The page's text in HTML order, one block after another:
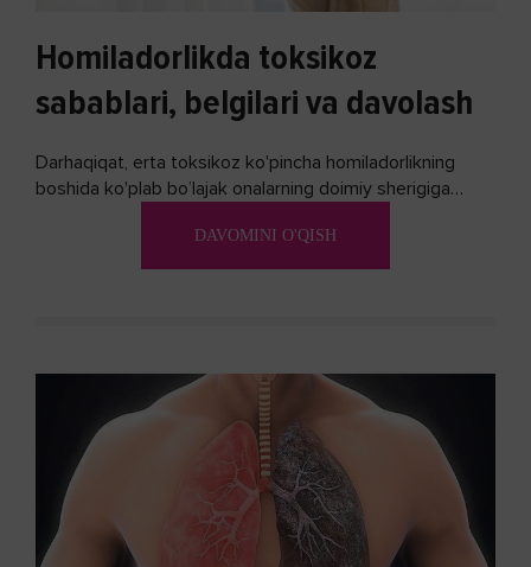
Homiladorlikda toksikoz
sabablari, belgilari va davolash
Darhaqiqat, erta toksikoz ko'pincha homiladorlikning
boshida ko'plab bo’lajak onalarning doimiy sherigiga
biron bir usuli bormi?DAVOMINI O'QISH